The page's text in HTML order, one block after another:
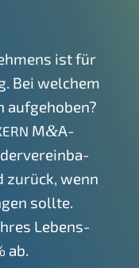
ist für
Bei welchem
aufgehoben?
M&A-
zurück, wenn
sollte.
Lebens­
ab.